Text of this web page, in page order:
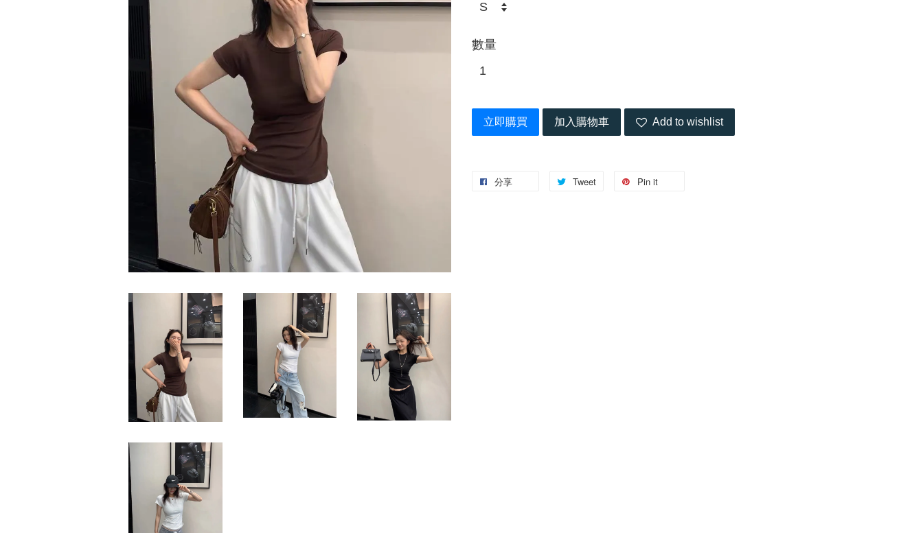
數量
立即購買 加入購物車 Add to wishlist
分享 Tweet Pin it